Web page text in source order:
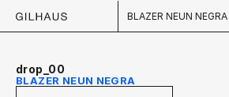
BLAZER NEUN NEGRA
drop_00
BLAZER NEUN NEGRA